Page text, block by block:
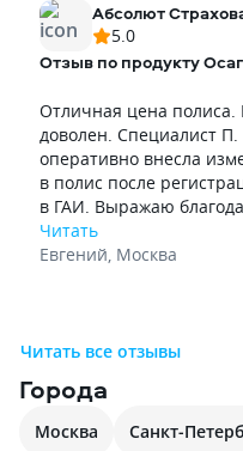
Абсолют
5.0
Отзыв по продукту
Отличная цена полиса.
доволен. Специалист П.
оперативно внесла
в полис после
в ГАИ. Выражаю
Читать
Евгений, Москва
Читать все отзывы
Города
Москва Санкт-